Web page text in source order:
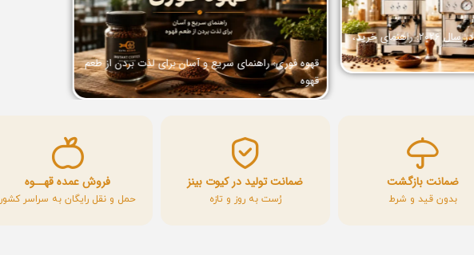
بهترین اسپرسو ساز خانگی در سال 2026: راهنمای خرید،
قهوه فوری: راهنمای سریع و آسان برای لذت بردن از طعم
قهوه
ضمانت بازگشت
بدون قید و شرط
ضمانت تولید در کیوت بینز
رُست به روز و تازه
فروش عمده قهــوه
حمل و نقل رایگان به سراسر کشور